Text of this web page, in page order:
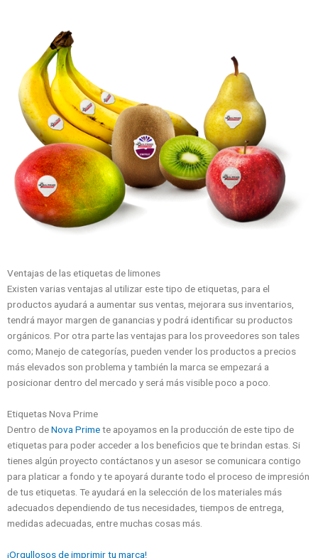
Ventajas de las etiquetas de limones
Existen varias ventajas al utilizar este tipo de etiquetas, para el
productos ayudará a aumentar sus ventas, mejorara sus inventarios,
tendrá mayor margen de ganancias y podrá identificar su productos
orgánicos. Por otra parte las ventajas para los proveedores son tales
como; Manejo de categorías, pueden vender los productos a precios
más elevados son problema y también la marca se empezará a
posicionar dentro del mercado y será más visible poco a poco.
Etiquetas Nova Prime
Dentro deNova Primete apoyamos en la producción de este tipo de
etiquetas para poder acceder a los beneficios que te brindan estas. Si
tienes algún proyecto contáctanos y un asesor se comunicara contigo
para platicar a fondo y te apoyará durante todo el proceso de impresión
de tus etiquetas. Te ayudará en la selección de los materiales más
adecuados dependiendo de tus necesidades, tiempos de entrega,
medidas adecuadas, entre muchas cosas más.
¡Orgullosos de imprimir tu marca!